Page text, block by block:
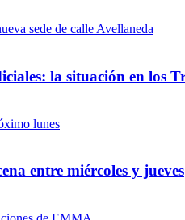
la situación en los
entre miércoles y jueves